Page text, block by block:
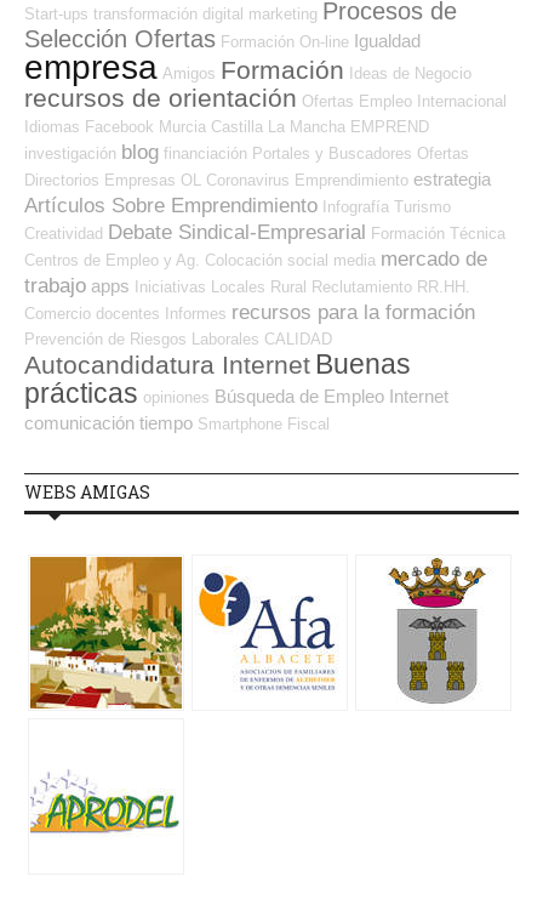
Start-ups transformación digital marketing Procesos de
Selección Ofertas Formación On-line Igualdad
empresa Amigos Formación Ideas de Negocio
recursos de orientación Ofertas Empleo Internacional
Idiomas Facebook Murcia Castilla La Mancha EMPREND
investigación blog financiación Portales y Buscadores Ofertas
Directorios Empresas OL
Coronavirus Emprendimiento estrategia
Artículos Sobre Emprendimiento Infografía Turismo
Creatividad Debate Sindical-Empresarial Formación Técnica
Centros de Empleo y Ag. Colocación social media mercado de
trabajo apps Iniciativas Locales Rural Reclutamiento RR.HH.
Comercio docentes Informes recursos para la formación
Prevención de Riesgos Laborales CALIDAD
Autocandidatura Internet Buenas
prácticas opiniones Búsqueda de Empleo Internet
comunicación tiempo Smartphone Fiscal
WEBS AMIGAS